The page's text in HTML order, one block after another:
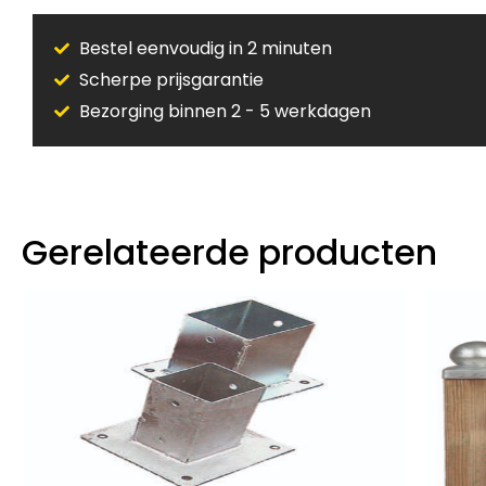
Bestel eenvoudig in 2 minuten
Scherpe prijsgarantie
Bezorging binnen 2 - 5 werkdagen
Gerelateerde producten